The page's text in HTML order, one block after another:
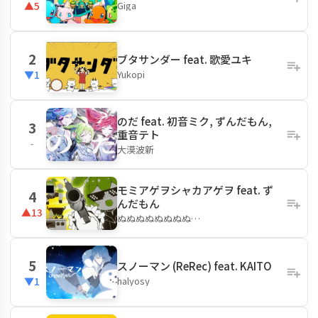
▲5 Giga
2
▼1
ブタサンダー feat. 歌愛ユキ
Yukopi
3
-
のだ feat. 初音ミク, ずんだもん,
重音テト
大漠波新
4
▲13
モミアゲヲシャカアゲヲ feat. ず
んだもん
ぬぬぬぬぬぬぬぬ…
5
▼1
スノーマン (ReRec) feat. KAITO
halyosy